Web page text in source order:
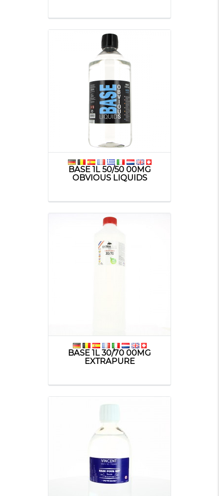
BASE 1L 50/50 00MG
OBVIOUS LIQUIDS
BASE 1L 30/70 00MG
EXTRAPURE